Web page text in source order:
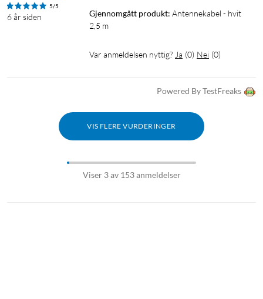
5/5
6 år siden Gjennomgått produkt: Antennekabel - hvit
2,5 m
Var anmeldelsen nyttig? Ja (0) Nei (0)
Powered By TestFreaks
VIS FLERE VURDERINGER
Viser 3 av 153 anmeldelser